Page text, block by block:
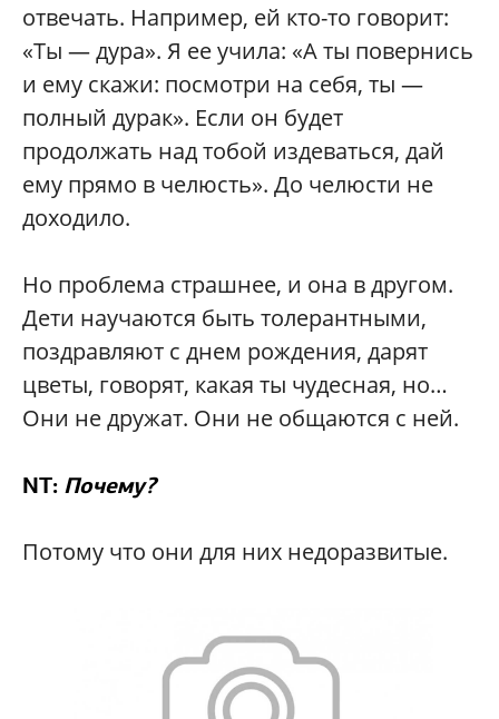
отвечать. Например, ей кто-то говорит:
«Ты — дура». Я ее учила: «А ты повернись
и ему скажи: посмотри на себя, ты —
полный дурак». Если он будет
продолжать над тобой издеваться, дай
ему прямо в челюсть». До челюсти не
доходило.
Но проблема страшнее, и она в другом.
Дети научаются быть толерантными,
поздравляют с днем рождения, дарят
цветы, говорят, какая ты чудесная, но…
Они не дружат. Они не общаются с ней.
NT: Почему?
Потому что они для них недоразвитые.